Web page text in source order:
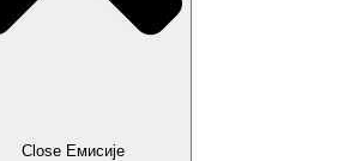
Close Емисије